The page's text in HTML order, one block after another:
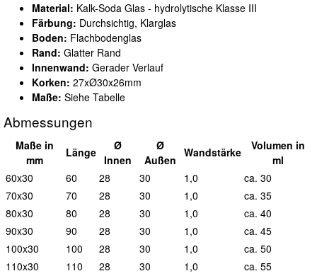
Material: Kalk-Soda Glas - hydrolytische Klasse III
Färbung: Durchsichtig, Klarglas
Boden: Flachbodenglas
Rand: Glatter Rand
Innenwand: Gerader Verlauf
Korken: 27xØ30x26mm
Maße: Siehe Tabelle
Abmessungen
Maße in
mm
Länge
Ø
Innen
Ø
Außen
Wandstärke Volumen in
ml
60x30
60 28 30 1,0
ca. 30
70x30
70 28 30 1,0
ca. 35
80x30
80 28 30 1,0
ca. 40
90x30
90 28 30 1,0
ca. 45
100x30
100 28 30 1,0
ca. 50
110x30
110 28 30 1,0
ca. 55